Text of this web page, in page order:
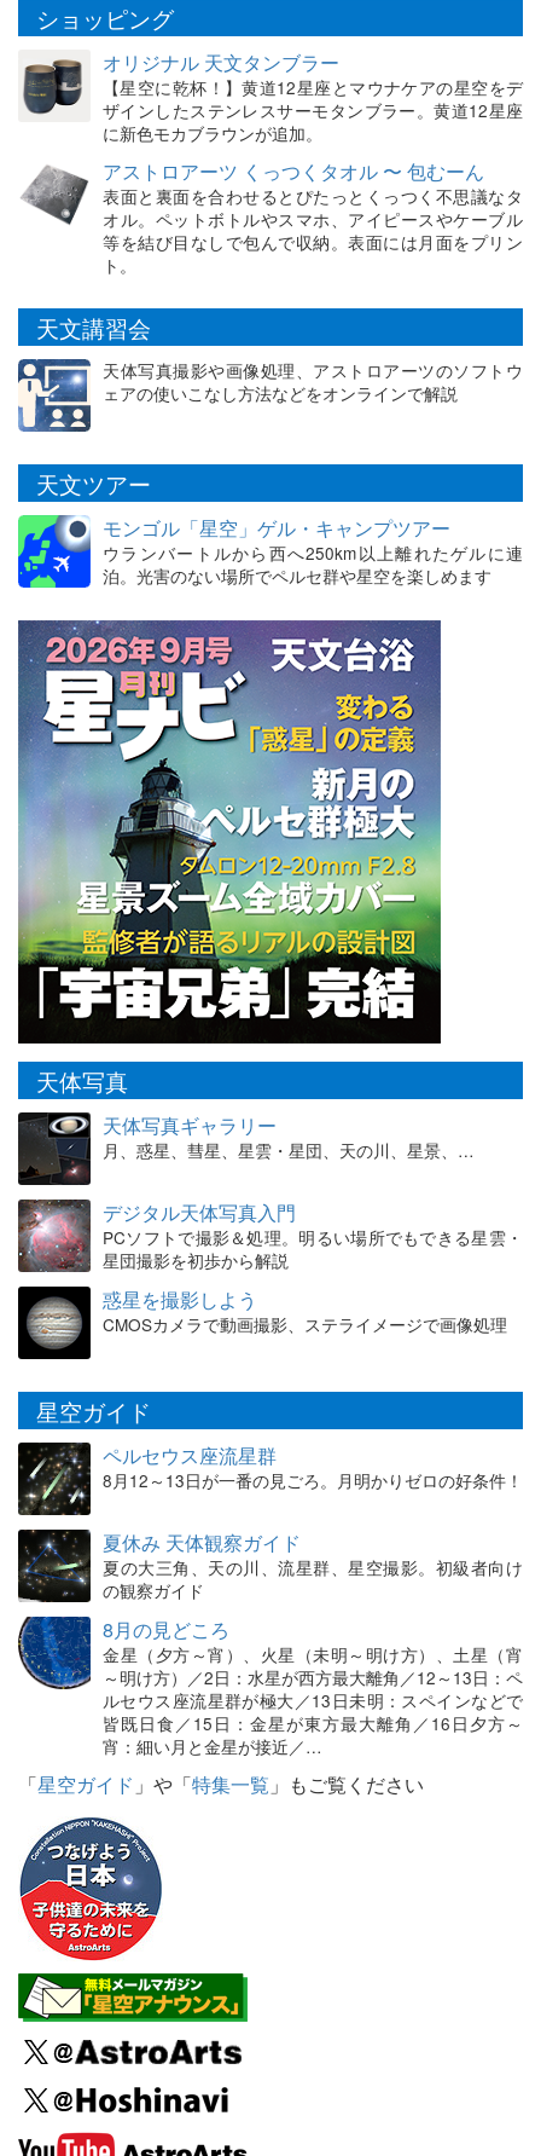
ショッピング
オリジナル 天文タンブラー
【星空に乾杯！】黄道12星座とマウナケアの星空をデ
ザインしたステンレスサーモタンブラー。黄道12星座
に新色モカブラウンが追加。
アストロアーツ くっつくタオル 〜 包むーん
表面と裏面を合わせるとぴたっとくっつく不思議なタ
オル。ペットボトルやスマホ、アイピースやケーブル
等を結び目なしで包んで収納。表面には月面をプリン
ト。
天文講習会
天体写真撮影や画像処理、アストロアーツのソフトウ
ェアの使いこなし方法などをオンラインで解説
天文ツアー
モンゴル「星空」ゲル・キャンプツアー
ウランバートルから西へ250km以上離れたゲルに連
泊。光害のない場所でペルセ群や星空を楽しめます
天体写真
天体写真ギャラリー
月、惑星、彗星、星雲・星団、天の川、星景、…
デジタル天体写真入門
PCソフトで撮影＆処理。明るい場所でもできる星雲・
星団撮影を初歩から解説
惑星を撮影しよう
CMOSカメラで動画撮影、ステライメージで画像処理
星空ガイド
ペルセウス座流星群
8月12～13日が一番の見ごろ。月明かりゼロの好条件！
夏休み 天体観察ガイド
夏の大三角、天の川、流星群、星空撮影。初級者向け
の観察ガイド
8月の見どころ
金星（夕方～宵）、火星（未明～明け方）、土星（宵
～明け方）／2日：水星が西方最大離角／12～13日：ペ
ルセウス座流星群が極大／13日未明：スペインなどで
皆既日食／15日：金星が東方最大離角／16日夕方～
宵：細い月と金星が接近／…
「星空ガイド 」や「特集一覧 」もご覧ください